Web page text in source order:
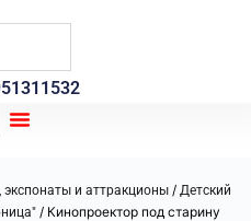
экспонаты и аттракционы / Детский
/ Кинопроектор под старину